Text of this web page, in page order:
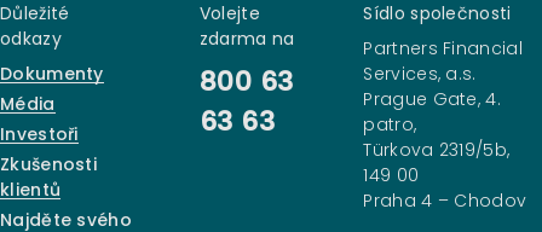
Důležité
odkazy
Dokumenty
Média
Investoři
Zkušenosti
klientů
Najděte svého
Volejte
zdarma na
800 63
63 63
Sídlo společnosti
Partners Financial
Services, a.s.
Prague Gate, 4.
patro,
Türkova 2319/5b,
149 00
Praha 4 – Chodov